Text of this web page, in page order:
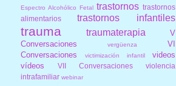
Espectro Alcohólico Fetal trastornos trastornos
alimentarios
trastornos infantiles
trauma traumaterapia
V
Conversaciones
vergüenza
VI
Conversaciones
victimización infantil
videos
vídeos
VII Conversaciones
violencia
intrafamiliar webinar